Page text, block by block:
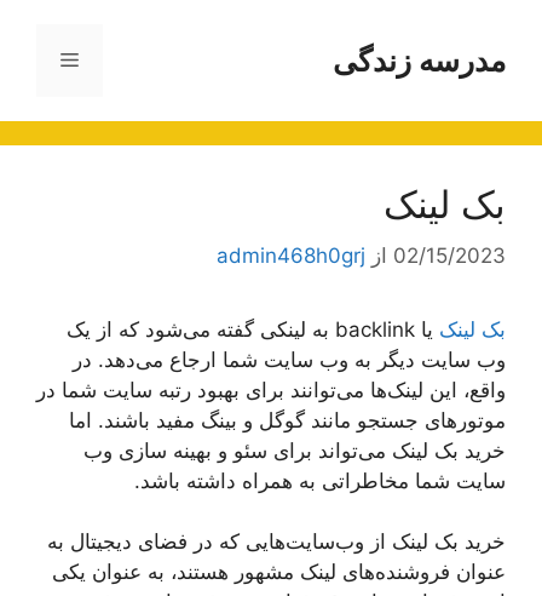
محتوامدرسه زندگی فهرست
بک لینک
02/15/2023 از admin468h0grj
بک لینک
یا backlink به لینکی گفته می‌شود که از یک
وب سایت دیگر به وب سایت شما ارجاع می‌دهد. در
واقع، این لینک‌ها می‌توانند برای بهبود رتبه سایت شما در
موتورهای جستجو مانند گوگل و بینگ مفید باشند. اما
خرید بک لینک می‌تواند برای سئو و بهینه سازی وب
سایت شما مخاطراتی به همراه داشته باشد.
خرید بک لینک از وب‌سایت‌هایی که در فضای دیجیتال به
عنوان فروشنده‌های لینک مشهور هستند، به عنوان یکی